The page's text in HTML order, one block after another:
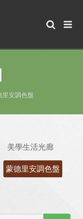
里安調色盤
美學生活光廊
蒙德里安調色盤